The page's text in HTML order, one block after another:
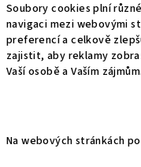
Soubory cookies plní
navigaci mezi webovými
preferencí a celkově
zajistit, aby reklamy
Vaší osobě a Vaším zájmům.
Na webových stránkách